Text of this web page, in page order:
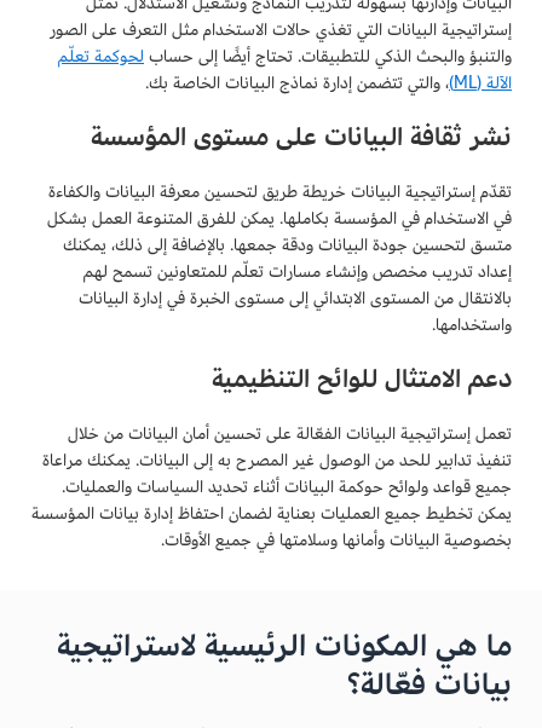
إستراتيجية البيانات التي تغذي حالات الاستخدام مثل التعرف على الصور
والتنبؤ والبحث الذكي للتطبيقات. تحتاج أيضًا إلى حساب لحوكمة تعلّم
الآلة (ML)
، والتي تتضمن إدارة نماذج البيانات الخاصة بك.
نشر ثقافة البيانات على مستوى المؤسسة
تقدّم إستراتيجية البيانات خريطة طريق لتحسين معرفة البيانات والكفاءة
في الاستخدام في المؤسسة بكاملها. يمكن للفرق المتنوعة العمل بشكل
متسق لتحسين جودة البيانات ودقة جمعها. بالإضافة إلى ذلك، يمكنك
إعداد تدريب مخصص وإنشاء مسارات تعلّم للمتعاونين تسمح لهم
بالانتقال من المستوى الابتدائي إلى مستوى الخبرة في إدارة البيانات
واستخدامها.
دعم الامتثال للوائح التنظيمية
تعمل إستراتيجية البيانات الفعّالة على تحسين أمان البيانات من خلال
تنفيذ تدابير للحد من الوصول غير المصرح به إلى البيانات. يمكنك مراعاة
جميع قواعد ولوائح حوكمة البيانات أثناء تحديد السياسات والعمليات.
يمكن تخطيط جميع العمليات بعناية لضمان احتفاظ إدارة بيانات المؤسسة
بخصوصية البيانات وأمانها وسلامتها في جميع الأوقات.
ما هي المكونات الرئيسية لاستراتيجية
بيانات فعّالة؟